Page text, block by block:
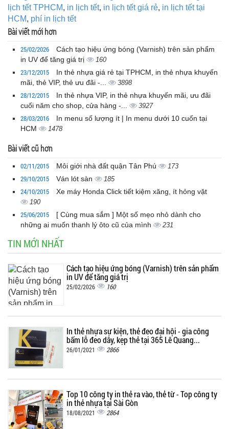
lịch tết TPHCM, in lịch tết, in lịch tết giá rẻ, in lịch tết tại
HCM, phí in lịch tết
Bài viết mới hơn
25/02/2026
Cách tạo hiệu ứng bóng (Varnish) trên sản phẩm
in UV để tăng giá trị
160
23/12/2015
In thẻ nhựa giá rẻ tại TPHCM, in thẻ nhựa khuyến
mãi, thẻ VIP, thẻ ưu đãi -...
3898
28/12/2015
In thẻ nhựa VIP, in thẻ nhựa khuyến mãi, ưu đãi
cuối năm cho shop, cửa hàng -...
3927
28/03/2016
In menu số lượng ít | In menu dưới 10 cuốn tại
HCM
1478
Bài viết cũ hơn
02/11/2015 Môi giới nhà đất quận Tân Phú 173
29/10/2015 Ván lót sàn 185
24/10/2015 Xe máy Honda Click tiết kiệm xăng, ít hỏng vặt
190
25/06/2015
[ Cùng mua sắm ] Một số mẹo nhỏ dành cho
những ai muốn thanh lý ôto cũ của mình
231
TIN MỚI NHẤT
Cách tạo hiệu ứng bóng (Varnish) trên sản phẩm
in UV để tăng giá trị
25/02/2026 160
In thẻ nhựa sự kiện, thẻ đeo đại hội - gia công
bấm lỗ đeo dây, kẹp thẻ tại 365 Lê Quang...
26/01/2021 2866
Top 10 công ty in thẻ ra vào, thẻ từ - Top công ty
in thẻ nhựa tại Sài Gòn
18/08/2021 2864